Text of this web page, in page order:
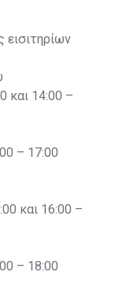
εισιτηρίων
και 14:00 –
– 17:00
και 16:00 –
– 18:00